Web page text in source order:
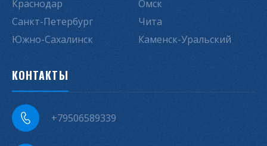
Краснодар
Санкт-Петербург
Южно-Сахалинск
Омск
Чита
Каменск-Уральский
КОНТАКТЫ
+79506589339